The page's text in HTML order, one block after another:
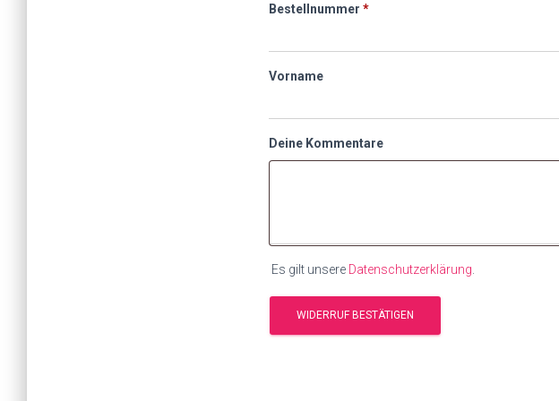
Bestellnummer *erforderlich
Vorname
Page URI *erforderlich
Deine Kommentare
Es gilt unsere Datenschutzerklärung
WIDERRUF BESTÄTIGEN